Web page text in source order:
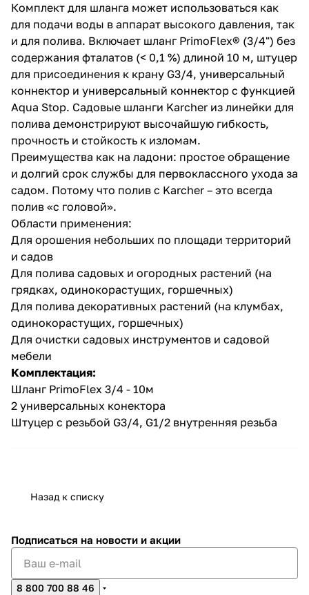
Комплект для шланга может использоваться как
для подачи воды в аппарат высокого давления, так
и для полива. Включает шланг PrimoFlex® (3/4") без
содержания фталатов (< 0,1 %) длиной 10 м, штуцер
для присоединения к крану G3/4, универсальный
коннектор и универсальный коннектор с функцией
Aqua Stop. Садовые шланги Karcher из линейки для
полива демонстрируют высочайшую гибкость,
прочность и стойкость к изломам.
Преимущества как на ладони: простое обращение
и долгий срок службы для первоклассного ухода за
садом. Потому что полив с Karcher – это всегда
полив «с головой».
Области применения:
Для орошения небольших по площади территорий
и садов
Для полива садовых и огородных растений (на
грядках, одинокорастущих, горшечных)
Для полива декоративных растений (на клумбах,
одинокорастущих, горшечных)
Для очистки садовых инструментов и садовой
мебели
Комплектация:
Шланг PrimoFlex 3/4 - 10м
2 универсальных конектора
Штуцер с резьбой G3/4, G1/2 внутренняя резьба
Назад к списку
Подписаться на новости и акции
8 800 700 88 46
25
раз в 2
недели
Остались вопросы?
8 800 302-02-51
plait.ru